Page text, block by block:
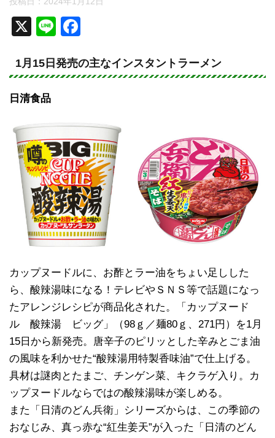
X
Li
e
c
e
o
o
k
1月15日発売の主なインスタントラーメン
日清食品
カップヌードルに、お酢とラー油をちょい足しした
ら、酸辣湯味になる！テレビやＳＮＳ等で話題になっ
たアレンジレシピが商品化された。「カップヌード
ル 酸辣湯 ビッグ」（98ｇ／麺80ｇ、271円）を1月
15日から新発売。唐辛子のピリッとした辛みとごま油
の風味を利かせた“酸辣湯用特製香味油”で仕上げる。
具材は謎肉とたまご、チンゲン菜、キクラゲ入り。カ
ップヌードルならではの酸辣湯味が楽しめる。
また「日清のどん兵衛」シリーズからは、この季節の
おなじみ、真っ赤な“紅生姜天”が入った「日清のどん